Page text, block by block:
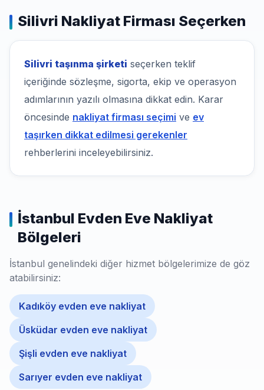
Silivri Nakliyat Firması Seçerken
Silivri taşınma şirketi seçerken teklif
içeriğinde sözleşme, sigorta, ekip ve operasyon
adımlarının yazılı olmasına dikkat edin. Karar
öncesinde nakliyat firması seçimi ve ev
taşırken dikkat edilmesi gerekenler
rehberlerini inceleyebilirsiniz.
İstanbul Evden Eve Nakliyat
Bölgeleri
İstanbul genelindeki diğer hizmet bölgelerimize de göz
atabilirsiniz:
Kadıköy evden eve nakliyat
Üsküdar evden eve nakliyat
Şişli evden eve nakliyat
Sarıyer evden eve nakliyat